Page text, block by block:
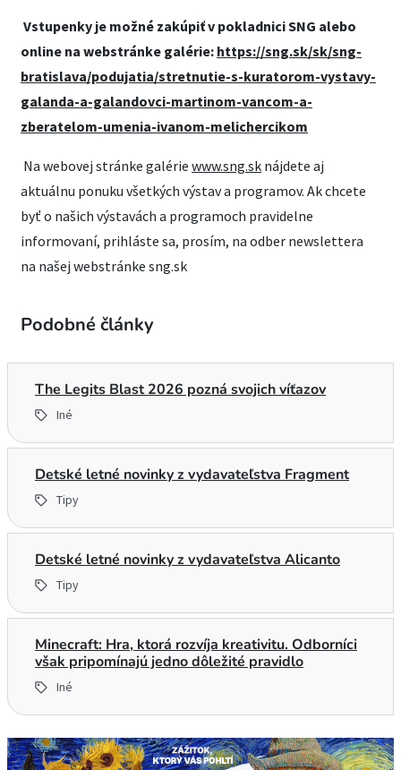
Vstupenky je možné zakúpiť v pokladnici SNG alebo
online na webstránke galérie: https://sng.sk/sk/sng-
bratislava/podujatia/stretnutie-s-kuratorom-vystavy-
galanda-a-galandovci-martinom-vancom-a-
zberatelom-umenia-ivanom-melichercikom
Na webovej stránke galérie www.sng.sk nájdete aj
aktuálnu ponuku všetkých výstav a programov. Ak chcete
byť o našich výstavách a programoch pravidelne
informovaní, prihláste sa, prosím, na odber newslettera
na našej webstránke sng.sk
Podobné články
The Legits Blast 2026 pozná svojich víťazov
Iné
Detské letné novinky z vydavateľstva Fragment
Tipy
Detské letné novinky z vydavateľstva Alicanto
Tipy
Minecraft: Hra, ktorá rozvíja kreativitu. Odborníci
však pripomínajú jedno dôležité pravidlo
Iné